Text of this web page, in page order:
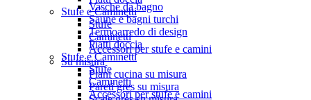
Vasche da bagno
Saune e bagni turchi
Termoarredo di design
Piatti doccia
Stufe e Caminetti
Stufe
Caminetti
Accessori per stufe e camini
Stufe e Caminetti
Stufe
Caminetti
Accessori per stufe e camini
Su misura
Piani cucina su misura
Pareti gres su misura